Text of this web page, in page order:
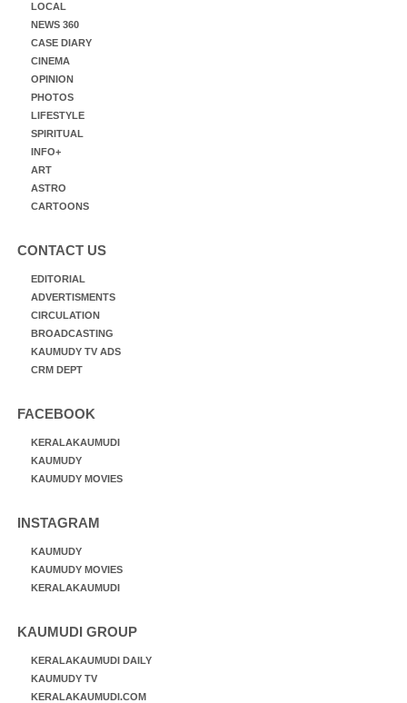
LOCAL
NEWS 360
CASE DIARY
CINEMA
OPINION
PHOTOS
LIFESTYLE
SPIRITUAL
INFO+
ART
ASTRO
CARTOONS
CONTACT US
EDITORIAL
ADVERTISMENTS
CIRCULATION
BROADCASTING
KAUMUDY TV ADS
CRM DEPT
FACEBOOK
KERALAKAUMUDI
KAUMUDY
KAUMUDY MOVIES
INSTAGRAM
KAUMUDY
KAUMUDY MOVIES
KERALAKAUMUDI
KAUMUDI GROUP
KERALAKAUMUDI DAILY
KAUMUDY TV
KERALAKAUMUDI.COM